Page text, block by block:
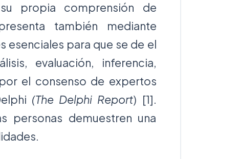
propia comprensión de
también mediante
esenciales para que se de el
evaluación, inferencia,
el consenso de expertos
(The Delphi Report) [1].
personas demuestren una